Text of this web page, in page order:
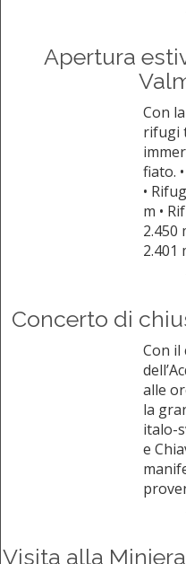
Apertura
Con
rifugi
fiato.
•
m •
2.450
2.401
Concerto di
Con il
alle
la
italo-
e
Visita alla